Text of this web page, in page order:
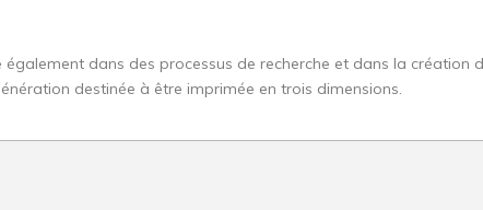
également dans des processus de recherche et dans la création
destinée à être imprimée en trois dimensions.